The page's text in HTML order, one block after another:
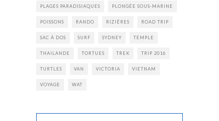
PLAGES PARADISIAQUES PLONGÉE SOUS-MARINE
POISSONS RANDO RIZIÈRES ROAD TRIP
SAC À DOS SURF SYDNEY TEMPLE
THAILANDE TORTUES TREK TRIP 2016
TURTLES VAN VICTORIA VIETNAM
VOYAGE WAT